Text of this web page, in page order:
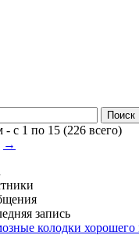
с 1 по 15 (226 всего)
→
запись
колодки хорошего